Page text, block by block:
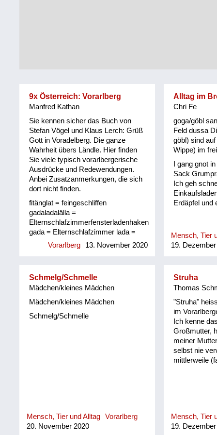
9x Österreich: Vorarlberg
Manfred Kathan
Sie kennen sicher das Buch von
Stefan Vögel und Klaus Lerch: Grüß
Gott in Voradelberg. Die ganze
Wahrheit übers Ländle. Hier finden
Sie viele typisch vorarlbergerische
Ausdrücke und Redewendungen.
Anbei Zusatzanmerkungen, die sich
dort nicht finden.
fitänglat = feingeschliffen
gadaladalälla =
Elternschlafzimmerfensterladenhaken
gada = Elternschlafzimmer lada =
(Fenster)laden lälla = Haken dure =
hinüber gschtocha da bock am
am Sack gestochen", d.h. eine
Bockkarte noch mit einer
Trumpfkarte zu stechen
Vorarlberg 13. November 2020
Alltag im
Chri Fe
goga/göbl
Feld dussa
göbl) sind
Wippe) im
I gang gnot
Sack
Ich geh
Erdäpfel und
Mensch, Tier
19. Dezember
Schmelg/Schmelle
Mädchen/kleines Mädchen
Mädchen/kleines Mädchen
Schmelg/Schmelle
Mensch, Tier und Alltag
Vorarlberg
20. November 2020
Struha
Thomas
"Struha"
im
Ich kenne
Großmutter,
meiner
selbst nie
mittlerweile
Mensch, Tier
19. Dezember